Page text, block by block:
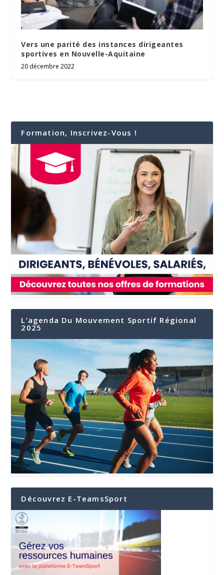
Vers une parité des instances dirigeantes
sportives en Nouvelle-Aquitaine
20 décembre 2022
Formation, Inscrivez-Vous !
L’agenda Du Mouvement Sportif Régional
2025
Découvrez E-TeamsSport